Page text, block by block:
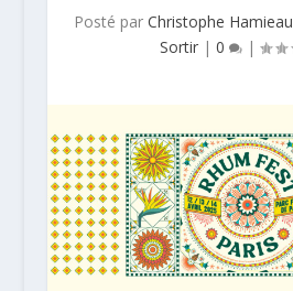
Posté parChristophe Hamieau
Sortir |0 |